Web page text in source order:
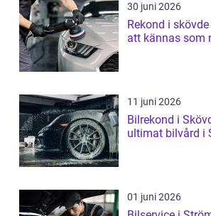
30 juni 2026
Rekond i skövde så får du bilen
att kännas som
11 juni 2026
Bilrekond i
ultimat bilvård i
01 juni 2026